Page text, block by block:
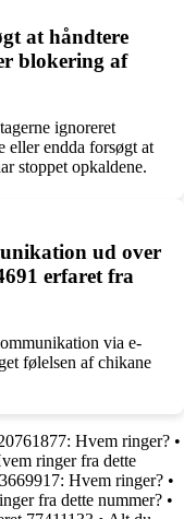
at håndtere
blokering af
ignoreret
eller endda forsøgt at
stoppet opkaldene.
ud over
erfaret fra
via e-
følelsen af chikane
Hvem ringer? •
ringer fra dette
Hvem ringer? •
fra dette nummer? •